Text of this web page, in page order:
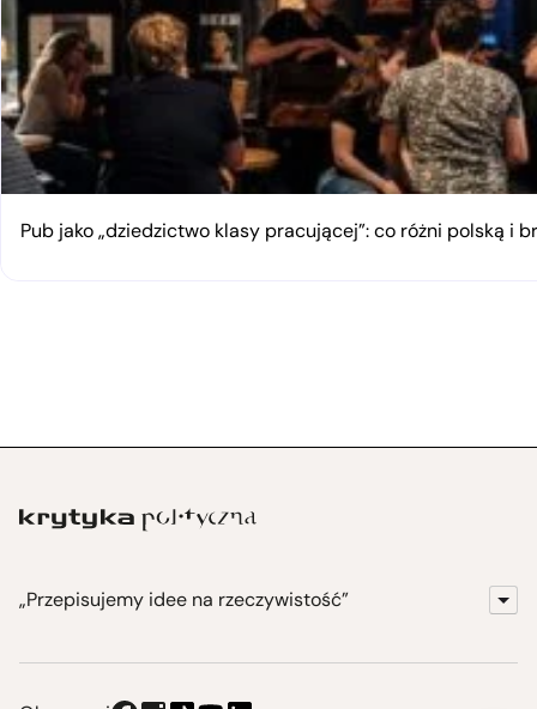
Pub jako „dziedzictwo klasy pracującej”: co różni polską i
„Przepisujemy idee na rzeczywistość”